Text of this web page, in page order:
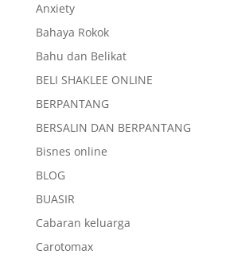
Anxiety
Bahaya Rokok
Bahu dan Belikat
BELI SHAKLEE ONLINE
BERPANTANG
BERSALIN DAN BERPANTANG
Bisnes online
BLOG
BUASIR
Cabaran keluarga
Carotomax